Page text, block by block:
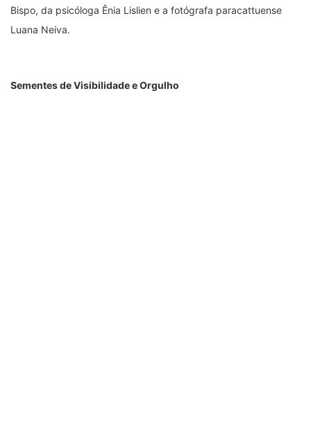
Bispo, da psicóloga Ênia Lislien e a fotógrafa paracattuense
Luana Neiva.
Sementes de Visibilidade e Orgulho